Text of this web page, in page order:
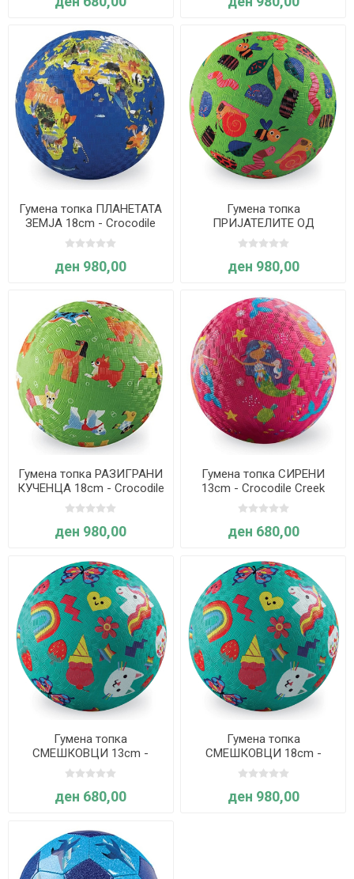
Гумена топка ПЛАНЕТАТА
ЗЕМЈА 18cm - Crocodile
Creek
ден 980,00
Гумена топка
ПРИЈАТЕЛИТЕ ОД
ГРАДИНАТА 18cm -
Crocodile Creek
ден 980,00
Гумена топка РАЗИГРАНИ
КУЧЕНЦА 18cm - Crocodile
Creek
ден 980,00
Гумена топка СИРЕНИ
13cm - Crocodile Creek
ден 680,00
Гумена топка
СМЕШКОВЦИ 13cm -
Crocodile Creek
ден 680,00
Гумена топка
СМЕШКОВЦИ 18cm -
Crocodile Creek
ден 980,00